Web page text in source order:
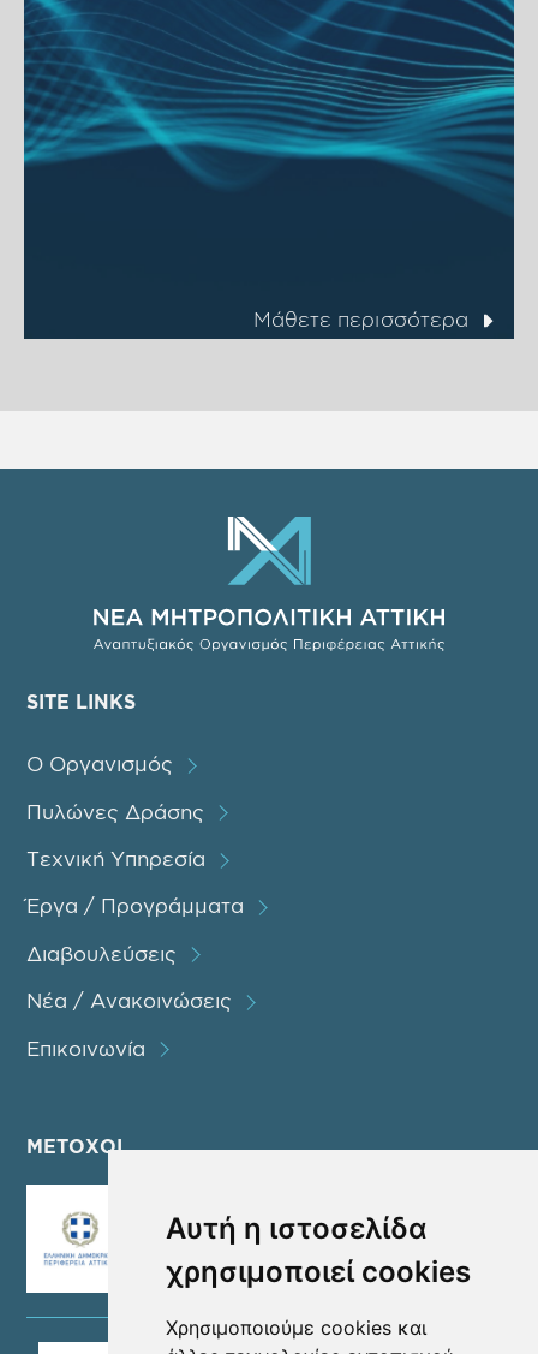
Αυτή η ιστοσελίδα
χρησιμοποιεί cookies
Χρησιμοποιούμε cookies και
Μάθετε περισσότερα
SITE LINKS
Ο Οργανισμός
Πυλώνες Δράσης
Τεχνική Υπηρεσία
Έργα / Προγράμματα
Διαβουλεύσεις
Νέα / Ανακοινώσεις
Επικοινωνία
ΜΕΤΟΧΟΙ